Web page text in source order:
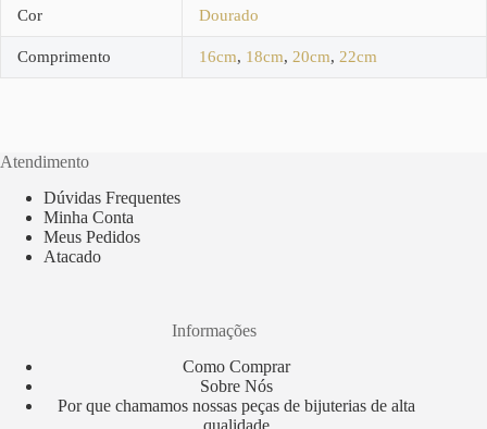
Cor Dourado
Comprimento 16cm, 18cm, 20cm, 22cm
Atendimento
Dúvidas Frequentes
Minha Conta
Meus Pedidos
Atacado
Informações
Como Comprar
Sobre Nós
Por que chamamos nossas peças de bijuterias de alta
qualidade